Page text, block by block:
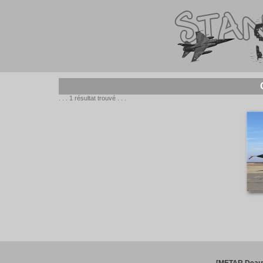
. . . 1 résultat trouvé . . .